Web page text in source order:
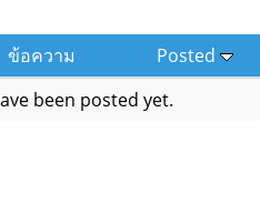
ข้อความ
Posted
been posted yet.